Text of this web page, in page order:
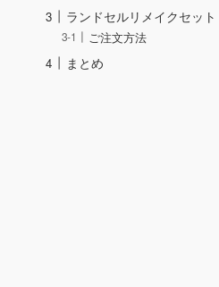
ランドセルリメイクセット
ご注文方法
まとめ